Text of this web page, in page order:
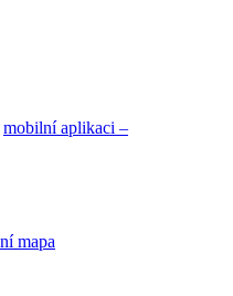
mobilní aplikaci –